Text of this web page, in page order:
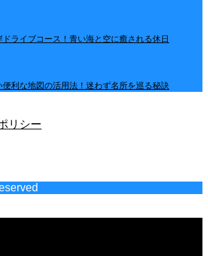
ライブコース！青い海と空に癒される休日
利な地図の活用法！迷わず名所を巡る秘訣
リシー